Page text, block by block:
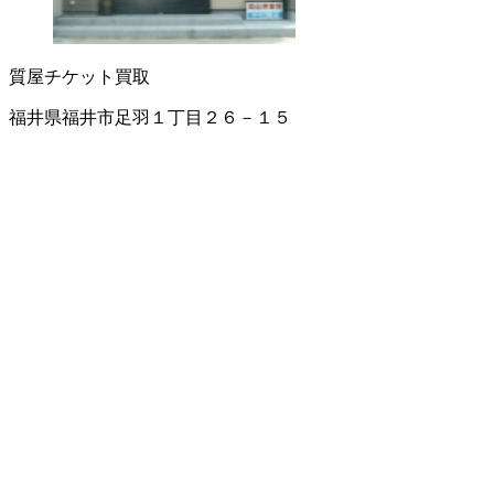
質屋チケット買取
福井県福井市足羽１丁目２６－１５